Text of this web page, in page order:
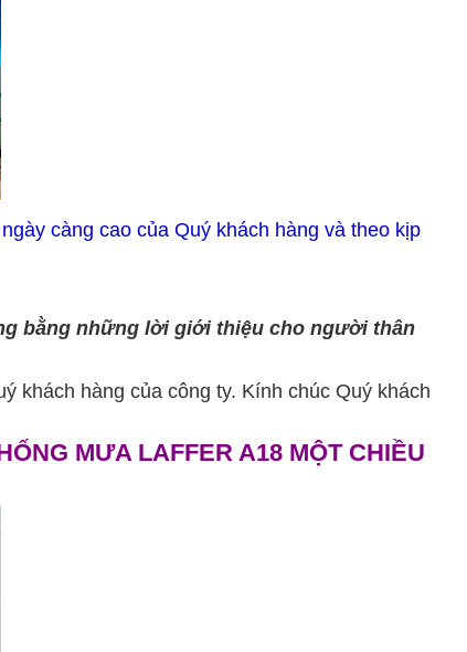
càng cao của Quý khách hàng và theo kịp
bằng những lời giới thiệu cho người thân
khách hàng của công ty. Kính chúc Quý khách
MƯA LAFFER A18 MỘT CHIỀU